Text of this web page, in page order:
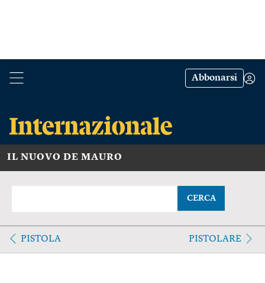
Abbonarsi
IL NUOVO DE MAURO
CERCA
PISTOLA PISTOLARE